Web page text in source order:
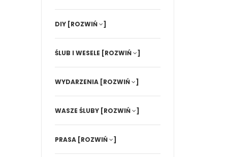
DIY [ROZWIŃ ]
ŚLUB I WESELE [ROZWIŃ ]
WYDARZENIA [ROZWIŃ ]
WASZE ŚLUBY [ROZWIŃ ]
PRASA [ROZWIŃ ]